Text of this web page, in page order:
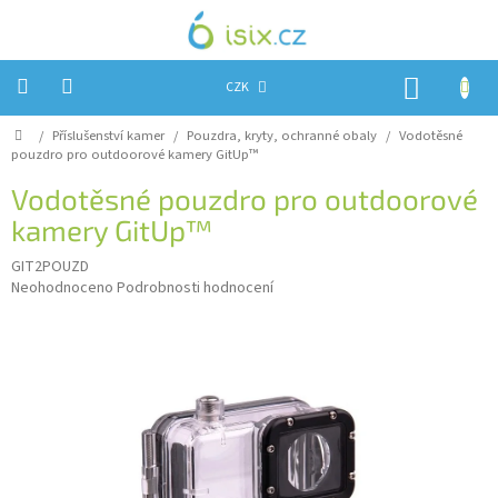
CZK
Úvod
Obchodní
podmínky
Návody,
Domů
/ Příslušenství kamer / Pouzdra, kryty, ochranné obaly / Vodotěsné
pouzdro pro outdoorové kamery GitUp™
Vodotěsné pouzdro pro outdoorové
kamery GitUp™
GIT2POUZD
Průměrné
Neohodnoceno Podrobnosti hodnocení